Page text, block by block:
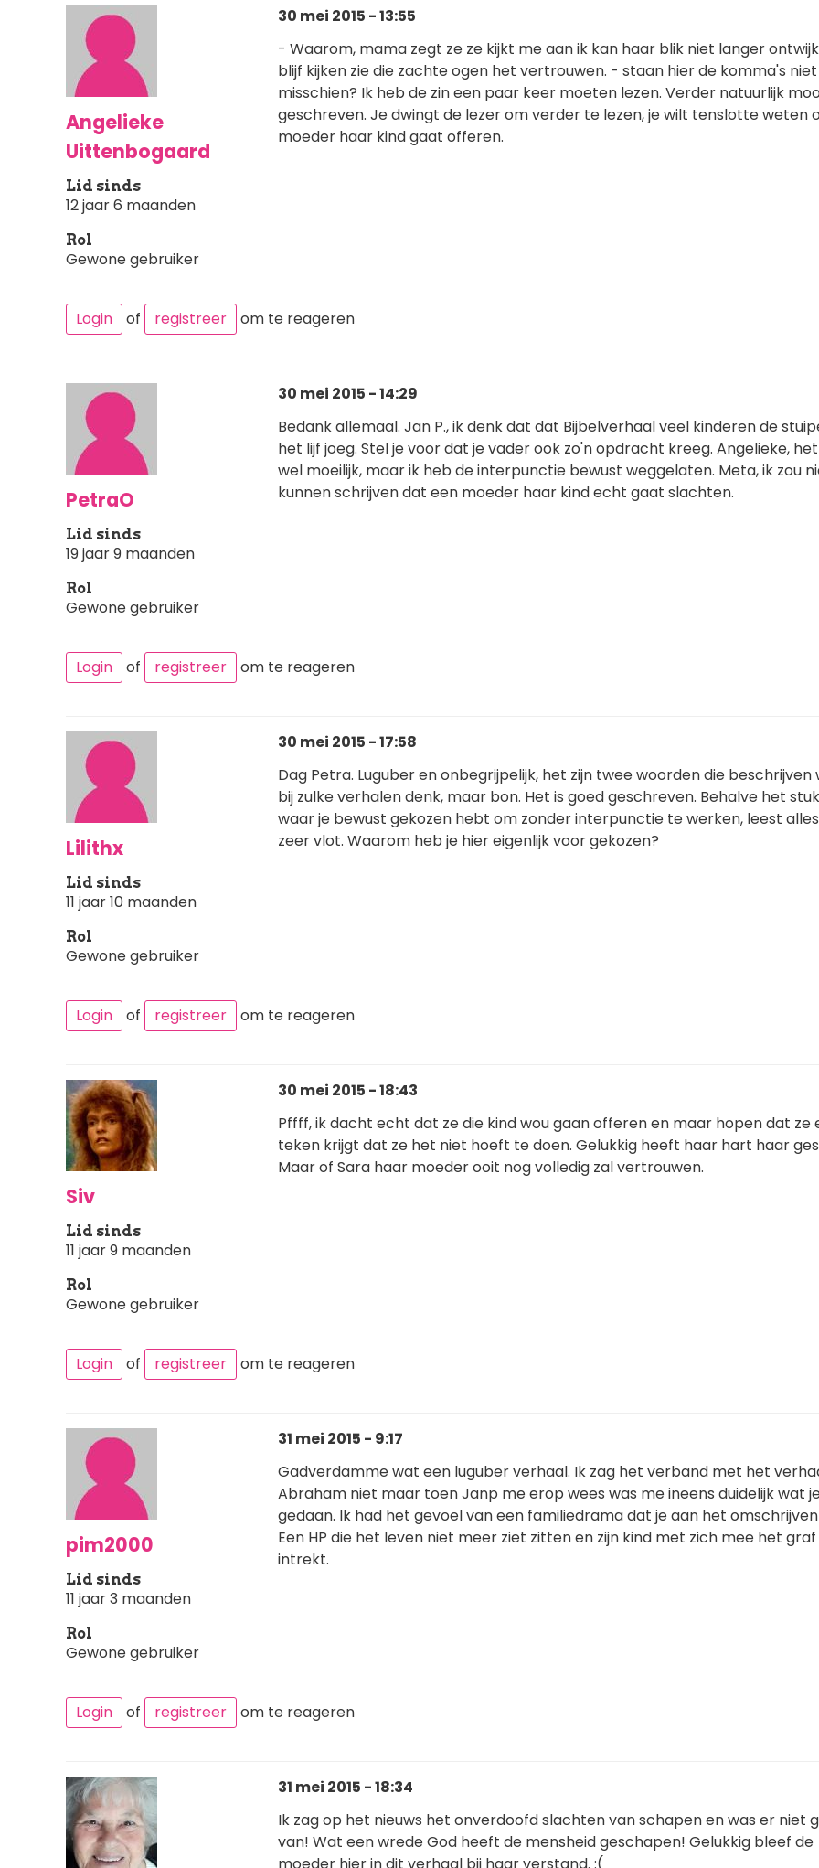
Angelieke
Uittenbogaard
Lid sinds
12 jaar 6 maanden
Rol
Gewone gebruiker
30 mei 2015 - 13:55
- Waarom, mama zegt ze ze kijkt me aan ik kan haar blik niet langer
blijf kijken zie die zachte ogen het vertrouwen. - staan hier de komma's
misschien? Ik heb de zin een paar keer moeten lezen. Verder natuurlijk
geschreven. Je dwingt de lezer om verder te lezen, je wilt tenslotte weten
moeder haar kind gaat offeren.
Login of registreer om te reageren
PetraO
Lid sinds
19 jaar 9 maanden
Rol
Gewone gebruiker
30 mei 2015 - 14:29
Bedank allemaal. Jan P., ik denk dat dat Bijbelverhaal veel kinderen de
het lijf joeg. Stel je voor dat je vader ook zo'n opdracht kreeg. Angelieke,
wel moeilijk, maar ik heb de interpunctie bewust weggelaten. Meta, ik zou
kunnen schrijven dat een moeder haar kind echt gaat slachten.
Login of registreer om te reageren
Lilithx
Lid sinds
11 jaar 10 maanden
Rol
Gewone gebruiker
30 mei 2015 - 17:58
Dag Petra. Luguber en onbegrijpelijk, het zijn twee woorden die beschrijven
bij zulke verhalen denk, maar bon. Het is goed geschreven. Behalve het
waar je bewust gekozen hebt om zonder interpunctie te werken, leest
zeer vlot. Waarom heb je hier eigenlijk voor gekozen?
Login of registreer om te reageren
Siv
Lid sinds
11 jaar 9 maanden
Rol
Gewone gebruiker
30 mei 2015 - 18:43
Pffff, ik dacht echt dat ze die kind wou gaan offeren en maar hopen dat ze
teken krijgt dat ze het niet hoeft te doen. Gelukkig heeft haar hart haar
Maar of Sara haar moeder ooit nog volledig zal vertrouwen.
Login of registreer om te reageren
pim2000
Lid sinds
11 jaar 3 maanden
Rol
Gewone gebruiker
31 mei 2015 - 9:17
Gadverdamme wat een luguber verhaal. Ik zag het verband met het
Abraham niet maar toen Janp me erop wees was me ineens duidelijk wat
gedaan. Ik had het gevoel van een familiedrama dat je aan het
Een HP die het leven niet meer ziet zitten en zijn kind met zich mee het graf
intrekt.
Login of registreer om te reageren
31 mei 2015 - 18:34
Ik zag op het nieuws het onverdoofd slachten van schapen en was er niet
van! Wat een wrede God heeft de mensheid geschapen! Gelukkig bleef de